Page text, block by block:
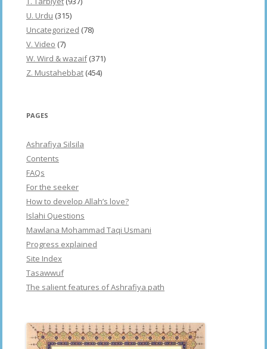
U. Urdu (315)
Uncategorized (78)
V. Video (7)
W. Wird & wazaif(371)
Z. Mustahebbat (454)
PAGES
Ashrafiya Silsila
Contents
FAQs
For the seeker
How to develop Allah’s love?
Islahi Questions
Mawlana Mohammad Taqi Usmani
Progress explained
Site Index
Tasawwuf
The salient features of Ashrafiya path